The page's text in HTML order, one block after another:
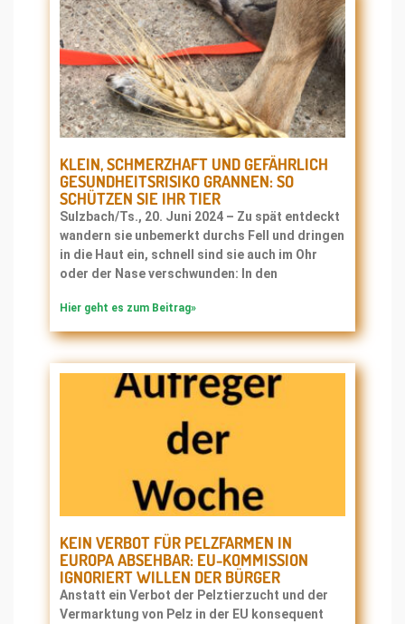
KLEIN, SCHMERZHAFT UND GEFÄHRLICH
GESUNDHEITSRISIKO GRANNEN: SO
SCHÜTZEN SIE IHR TIER
Sulzbach/Ts., 20. Juni 2024 – Zu spät entdeckt
wandern sie unbemerkt durchs Fell und dringen
in die Haut ein, schnell sind sie auch im Ohr
oder der Nase verschwunden: In den
Hier geht es zum Beitrag»
KEIN VERBOT FÜR PELZFARMEN IN
EUROPA ABSEHBAR: EU-KOMMISSION
IGNORIERT WILLEN DER BÜRGER
Anstatt ein Verbot der Pelztierzucht und der
Vermarktung von Pelz in der EU konsequent